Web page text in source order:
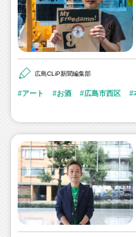
広島CLiP新聞編集部
アート お酒 広島市西区